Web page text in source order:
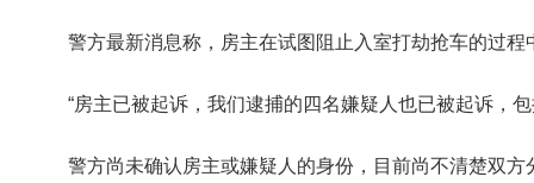
警方最新消息称，房主在试图阻止入室打劫抢车的过程
“房主已被起诉，我们逮捕的四名嫌疑人也已被起诉，
警方尚未确认房主或嫌疑人的身份，目前尚不清楚双方